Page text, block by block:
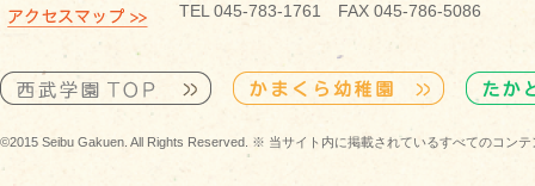
TEL 045-783-1761 FAX 045-786-5086
©2015 Seibu Gakuen. All Rights Reserved. ※ 当サイト内に掲載されているすべてのコン